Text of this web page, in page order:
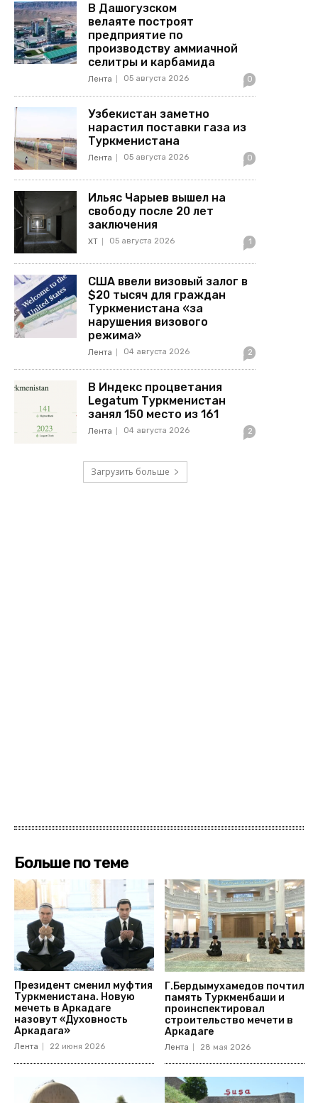
В Дашогузском
велаяте построят
предприятие по
производству аммиачной
селитры и карбамида
Лента 05 августа 2026 0
Узбекистан заметно
нарастил поставки газа из
Туркменистана
Лента 05 августа 2026 0
Ильяс Чарыев вышел на
свободу после 20 лет
заключения
ХТ 05 августа 2026 1
США ввели визовый залог в
$20 тысяч для граждан
Туркменистана «за
нарушения визового
режима»
Лента 04 августа 2026 2
В Индекс процветания
Legatum Туркменистан
занял 150 место из 161
Лента 04 августа 2026 2
Загрузить больше
Больше по теме
Президент сменил муфтия
Туркменистана. Новую
мечеть в Аркадаге
назовут «Духовность
Аркадага»
Лента 22 июня 2026
Г.Бердымухамедов почтил
память Туркменбаши и
проинспектировал
строительство мечети в
Аркадаге
Лента 28 мая 2026